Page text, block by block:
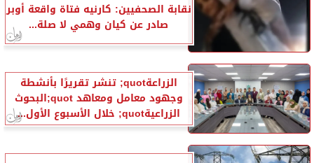
نقابة الصحفيين: كارنيه فتاة واقعة أوبر
صادر عن كيان وهمي لا صلة...
الزراعةquot; تنشر تقريرًا بأنشطة
وجهود معامل ومعاهد quot;البحوث
الزراعيةquot; خلال الأسبوع الأول...